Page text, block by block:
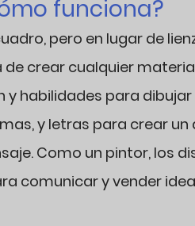
funciona?
pero en lugar de
de crear cualquier
y habilidades para
y letras para crear
Como un pintor, los
comunicar y vender